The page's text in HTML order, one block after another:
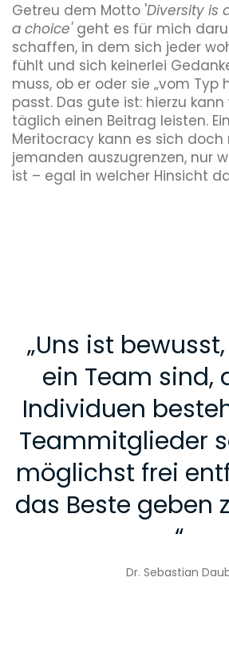
Getreu dem Motto 'Diversity is
a choice' geht es für mich
schaffen, in dem sich jeder
fühlt und sich keinerlei
muss, ob er oder sie „vom Typ
passt. Das gute ist: hierzu
täglich einen Beitrag leisten.
Meritocracy kann es sich
jemanden auszugrenzen, nur
ist – egal in welcher Hinsicht
„Uns ist
ein Team sind,
Individuen
Teammitglieder
möglichst frei
das Beste geben
“
Dr. Sebastian